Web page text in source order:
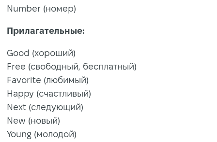
Number (номер)
Прилагательные:
Good (хороший)
Free (свободный, бесплатный)
Favorite (любимый)
Happy (счастливый)
Next (следующий)
New (новый)
Young (молодой)